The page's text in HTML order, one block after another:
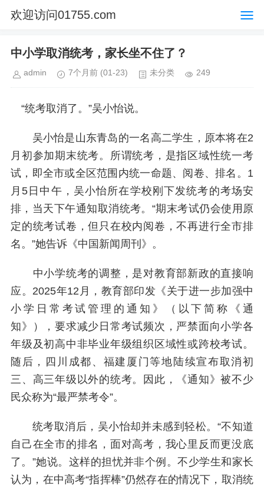
欢迎访问01755.com
中小学取消统考，家长坐不住了？
admin 7个月前 (01-23) 未分类 249
“统考取消了。”吴小怡说。
吴小怡是山东青岛的一名高二学生，原本将在2
月初参加期末统考。所谓统考，是指区域性统一考
试，即全市或全区范围内统一命题、阅卷、排名。1
月5日中午，吴小怡所在学校刚下发统考的考场安
排，当天下午通知取消统考。“期末考试仍会使用原
定的统考试卷，但只在校内阅卷，不再进行全市排
名。”她告诉《中国新闻周刊》。
中小学统考的调整，是对教育部新政的直接响
应。2025年12月，教育部印发《关于进一步加强中
小学日常考试管理的通知》（以下简称《通
知》），要求减少日常考试频次，严禁面向小学各
年级及初高中非毕业年级组织区域性或跨校考试。
随后，四川成都、福建厦门等地陆续宣布取消初
三、高三年级以外的统考。因此，《通知》被不少
民众称为“最严禁考令”。
统考取消后，吴小怡却并未感到轻松。“不知道
自己在全市的排名，面对高考，我心里反而更没底
了。”她说。这样的担忧并非个例。不少学生和家长
认为，在中高考“指挥棒”仍然存在的情况下，取消统